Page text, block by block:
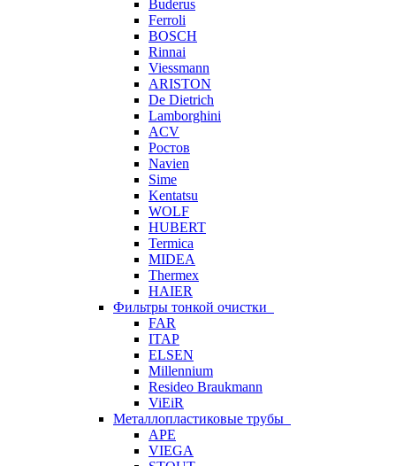
Buderus
Ferroli
BOSCH
Rinnai
Viessmann
ARISTON
De Dietrich
Lamborghini
ACV
Ростов
Navien
Sime
Kentatsu
WOLF
HUBERT
Termica
MIDEA
Thermex
HAIER
Фильтры тонкой очистки
FAR
ITAP
ELSEN
Millennium
Resideo Braukmann
ViEiR
Металлопластиковые трубы
APE
VIEGA